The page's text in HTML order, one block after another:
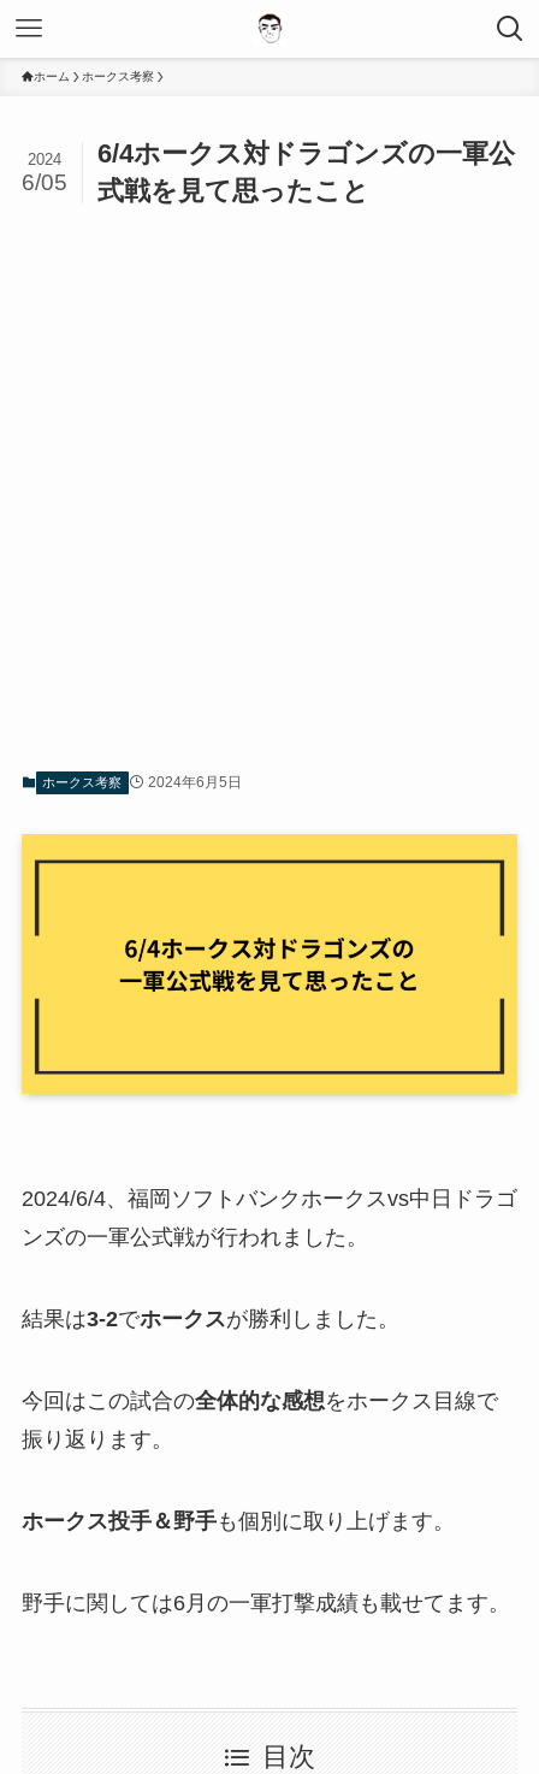
ホーム ホークス考察
6/4ホークス対ドラゴンズの一軍公
式戦を見て思ったこと
2024
6/05
ホークス考察 2024年6月5日
2024/6/4、福岡ソフトバンクホークスvs中日ドラゴ
ンズの一軍公式戦が行われました。
結果は3-2でホークスが勝利しました。
今回はこの試合の全体的な感想をホークス目線で
振り返ります。
ホークス投手＆野手も個別に取り上げます。
野手に関しては6月の一軍打撃成績も載せてます。
目次